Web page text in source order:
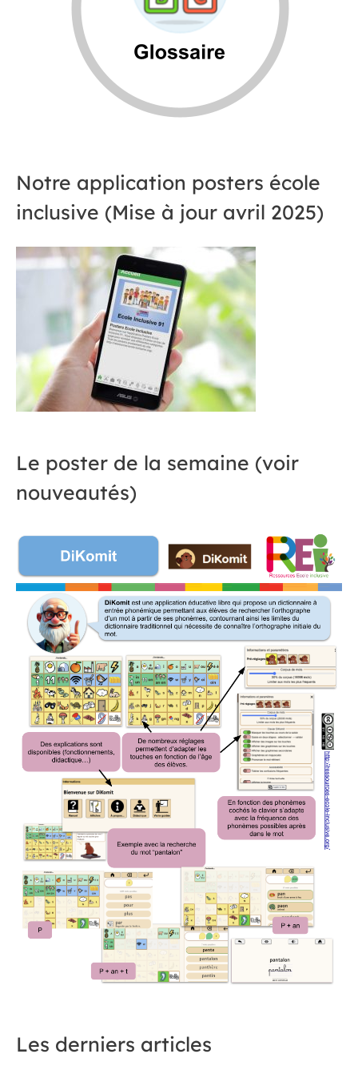
Notre application posters école
inclusive (Mise à jour avril 2025)
Le poster de la semaine (voir
nouveautés)
Les derniers articles